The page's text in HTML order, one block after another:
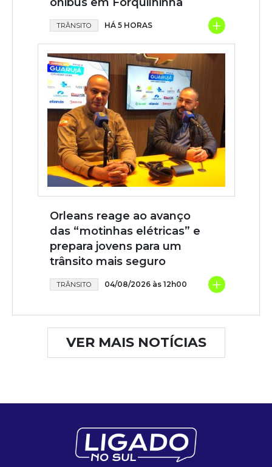
TRÂNSITO HÁ 5 HORAS +
Orleans reage ao avanço
das “motinhas elétricas” e
prepara jovens para um
trânsito mais seguro
TRÂNSITO 04/08/2026 às 12h00 +
VER MAIS NOTÍCIAS